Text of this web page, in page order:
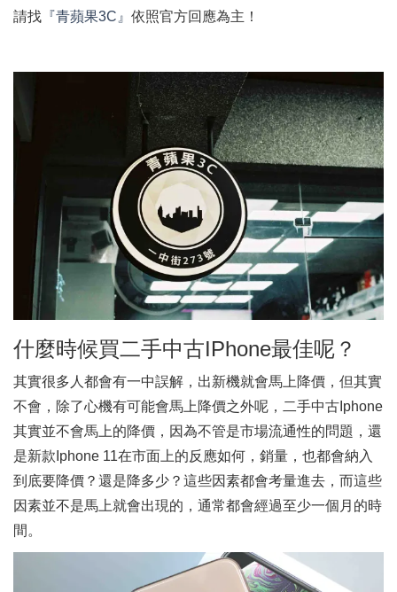
請找 『青蘋果3C』 依照官方回應為主！
什麼時候買二手中古IPhone最佳呢？
其實很多人都會有一中誤解，出新機就會馬上降價，但其實
不會，除了心機有可能會馬上降價之外呢，二手中古Iphone
其實並不會馬上的降價，因為不管是市場流通性的問題，還
是新款Iphone 11在市面上的反應如何，銷量，也都會納入
到底要降價？還是降多少？這些因素都會考量進去，而這些
因素並不是馬上就會出現的，通常都會經過至少一個月的時
間。